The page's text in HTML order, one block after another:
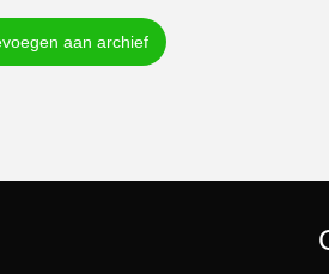
aan archief